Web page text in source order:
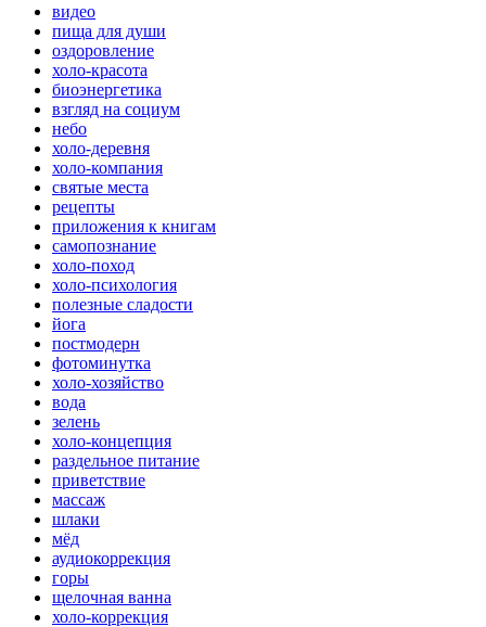
видео
пища для души
оздоровление
холо-красота
биоэнергетика
взгляд на социум
небо
холо-деревня
холо-компания
святые места
рецепты
приложения к книгам
самопознание
холо-поход
холо-психология
полезные сладости
йога
постмодерн
фотоминутка
холо-хозяйство
вода
зелень
холо-концепция
раздельное питание
приветствие
массаж
шлаки
мёд
аудиокоррекция
горы
щелочная ванна
холо-коррекция